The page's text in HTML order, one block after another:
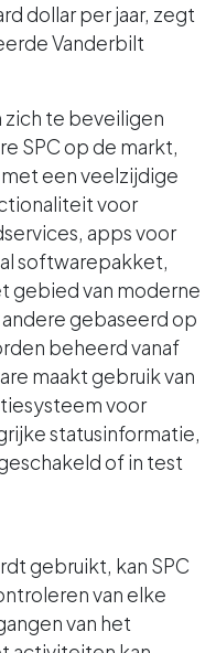
dollar per jaar, zegt
Vanderbilt
te beveiligen
SPC op de markt,
een veelzijdige
voor
apps voor
softwarepakket,
gebied van moderne
gebaseerd op
beheerd vanaf
maakt gebruik van
voor
statusinformatie,
of in test
gebruikt, kan SPC
van elke
van het